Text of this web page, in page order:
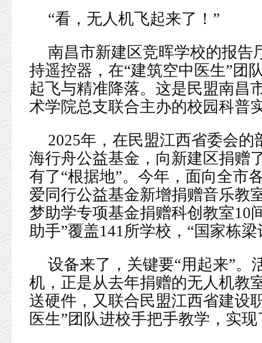
“看，无人机飞起来了！”
南昌市新建区竞晖学校的报告
持遥控器，在“建筑空中医生”团
起飞与精准降落。这是民盟南昌
术学院总支联合主办的校园科普
2025年，在民盟江西省委会
海行舟公益基金，向新建区捐赠
有了“根据地”。今年，面向全
爱同行公益基金新增捐赠音乐教
梦助学专项基金捐赠科创教室10
助手”覆盖141所学校，“国家栋
设备来了，关键要“用起来”。
机，正是从去年捐赠的无人机教
送硬件，又联合民盟江西省建设
医生”团队进校手把手教学，实